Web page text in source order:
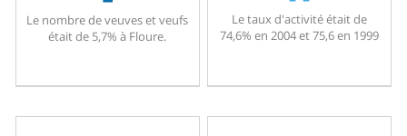
Le nombre de veuves et veufs
était de 5,7% à Floure.
Le taux d'activité était de
74,6% en 2004 et 75,6 en 1999